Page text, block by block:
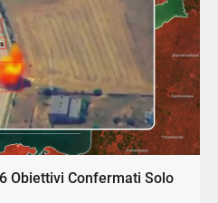
Obiettivi Confermati Solo